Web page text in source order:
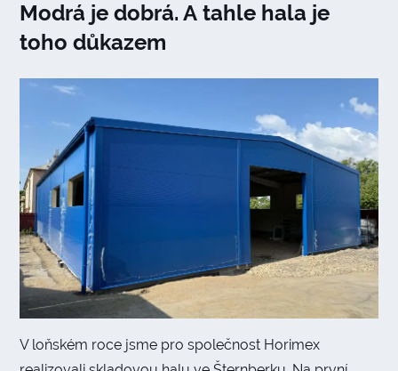
Modrá je dobrá. A tahle hala je
toho důkazem
V loňském roce jsme pro společnost Horimex